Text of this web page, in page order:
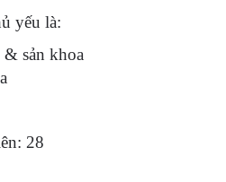
yếu là:
& sản khoa
28